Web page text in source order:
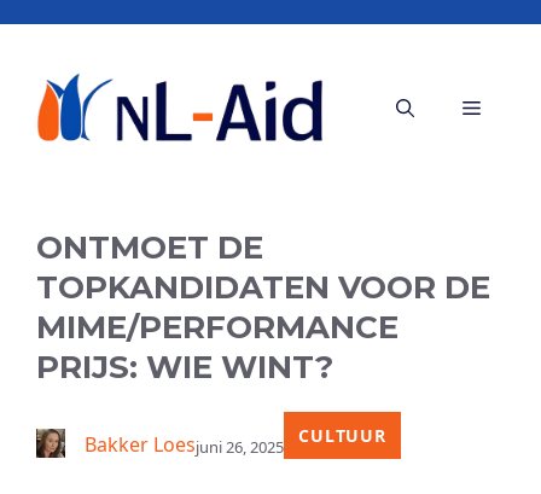
inhoud
Menu
ONTMOET DE
TOPKANDIDATEN VOOR DE
MIME/PERFORMANCE
PRIJS: WIE WINT?
Bakker Loesjuni 26, 2025 CULTUUR